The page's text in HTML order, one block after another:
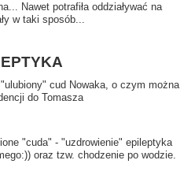
Nawet potrafiła oddziaływać na
w taki sposób...
cud Nowaka, o czym można
do Tomasza
"cuda" - "uzdrowienie" epileptyka
oraz tzw. chodzenie po wodzie.